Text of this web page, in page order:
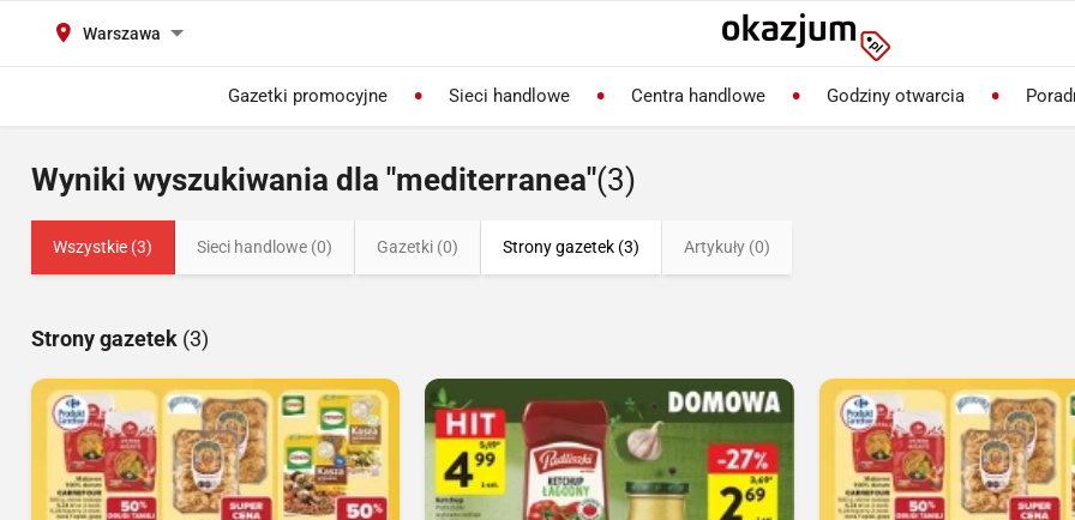
Warszawa
Gazetki promocyjne Sieci handlowe Centra handlowe Godziny otwarcia
Wyniki wyszukiwania dla "mediterranea"(3)
Wszystkie (3) Sieci handlowe (0) Gazetki (0) Strony gazetek (3) Artykuły (0)
Strony gazetek (3)